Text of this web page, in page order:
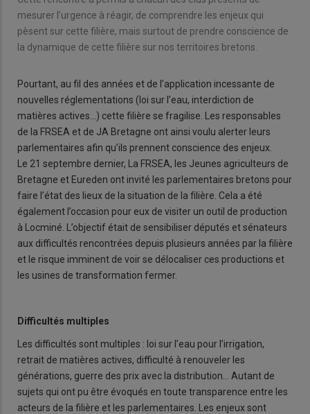
mesurer l’urgence à réagir, de comprendre les enjeux qui
pèsent sur cette filière, mais surtout de prendre conscience de
la dynamique de cette filière sur nos territoires bretons.
Pourtant, au fil des années et de l’application incessante de
nouvelles réglementations (loi sur l’eau, interdiction de
matières actives…) cette filière se fragilise. Les responsables
de la FRSEA et de JA Bretagne ont ainsi voulu alerter leurs
parlementaires afin qu’ils prennent conscience des enjeux.
Le 21 septembre dernier, La FRSEA, les Jeunes agriculteurs de
Bretagne et Eureden ont invité les parlementaires bretons pour
faire l’état des lieux de la situation de la filière. Cela a été
également l’occasion pour eux de visiter un outil de production
à Locminé. L’objectif était de sensibiliser députés et sénateurs
aux difficultés rencontrées depuis plusieurs années par la filière
et le risque imminent de voir se délocaliser ces productions et
les usines de transformation fermer.
Difficultés multiples
Les difficultés sont multiples : loi sur l’eau pour l’irrigation,
retrait de matières actives, difficulté à renouveler les
générations, guerre des prix avec la distribution… Autant de
sujets qui ont pu être évoqués en toute transparence entre les
acteurs de la filière et les parlementaires. Les enjeux sont